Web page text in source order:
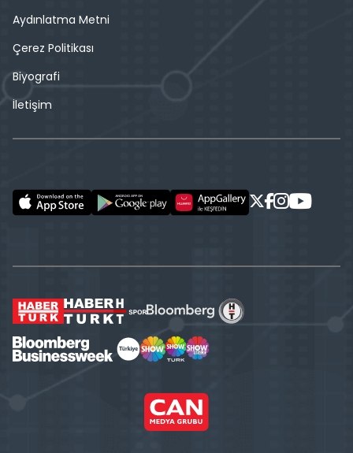
Aydınlatma Metni
Çerez Politikası
Biyografi
İletişim